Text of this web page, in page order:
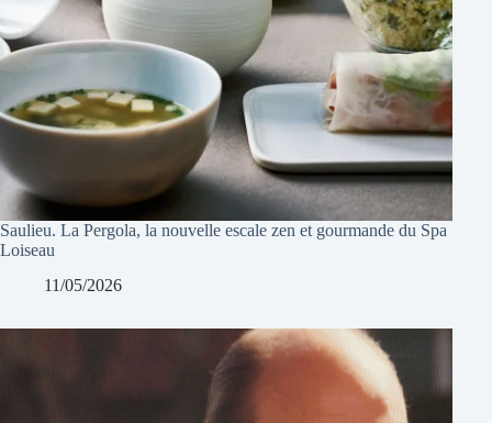
Saulieu. La Pergola, la nouvelle escale zen et gourmande du Spa
Loiseau
11/05/2026